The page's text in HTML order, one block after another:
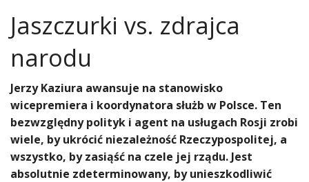
​Jaszczurki vs. zdrajca
narodu
Jerzy Kaziura awansuje na stanowisko
wicepremiera i koordynatora służb w Polsce. Ten
bezwzględny polityk i agent na usługach Rosji zrobi
wiele, by ukrócić niezależność Rzeczypospolitej, a
wszystko, by zasiąść na czele jej rządu. Jest
absolutnie zdeterminowany, by unieszkodliwić